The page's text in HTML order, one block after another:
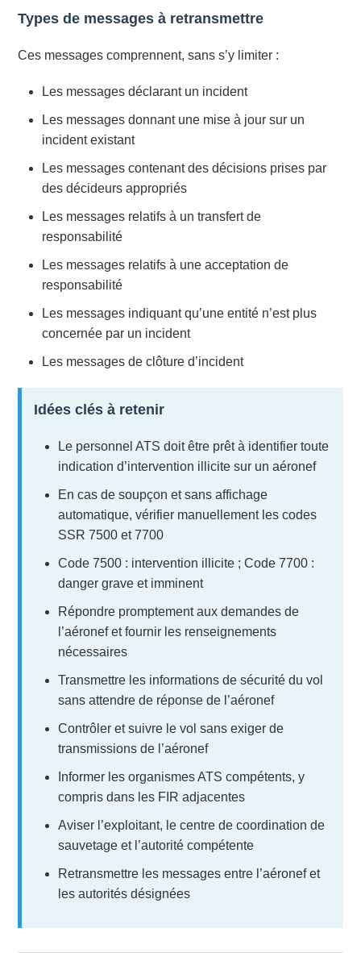
Types de messages à retransmettre
Ces messages comprennent, sans s’y limiter :
Les messages déclarant un incident
Les messages donnant une mise à jour sur un
incident existant
Les messages contenant des décisions prises par
des décideurs appropriés
Les messages relatifs à un transfert de
responsabilité
Les messages relatifs à une acceptation de
responsabilité
Les messages indiquant qu’une entité n’est plus
concernée par un incident
Les messages de clôture d’incident
Idées clés à retenir
Le personnel ATS doit être prêt à identifier toute
indication d’intervention illicite sur un aéronef
En cas de soupçon et sans affichage
automatique, vérifier manuellement les codes
SSR 7500 et 7700
Code 7500 : intervention illicite ; Code 7700 :
danger grave et imminent
Répondre promptement aux demandes de
l’aéronef et fournir les renseignements
nécessaires
Transmettre les informations de sécurité du vol
sans attendre de réponse de l’aéronef
Contrôler et suivre le vol sans exiger de
transmissions de l’aéronef
Informer les organismes ATS compétents, y
compris dans les FIR adjacentes
Aviser l’exploitant, le centre de coordination de
sauvetage et l’autorité compétente
Retransmettre les messages entre l’aéronef et
les autorités désignées